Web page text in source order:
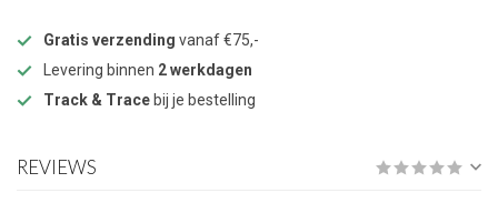
Gratis verzending vanaf €75,-
Levering binnen 2 werkdagen
Track & Trace bij je bestelling
REVIEWS